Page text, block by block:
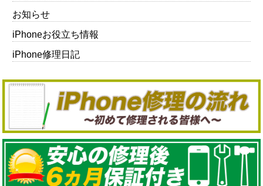
お知らせ
iPhoneお役立ち情報
iPhone修理日記